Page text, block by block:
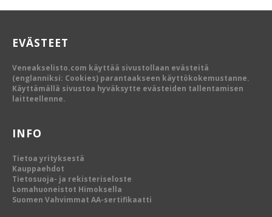
EVÄSTEET
Veneakselisto.com käyttää sivustollaan evästeitä
(englanniksi: Cookies) parantaakseen käyttökokemustanne.
Käyttämällä sivustoa hyväksytte evästeiden tallentamisen
laitteellenne.
INFO
Tietoa yrityksestä
Kauppaehdot
Tietosuoja- ja rekisteriseloste
Lomahuoneistot Himoksella
Suomen Vahvimmat AA-sertifikaatti